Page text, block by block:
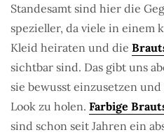
Standesamt sind hier die
spezieller, da viele in einem
Kleid heiraten und die
sichtbar sind. Das gibt uns
sie bewusst einzusetzen
Look zu holen. Farbige
sind schon seit Jahren ein